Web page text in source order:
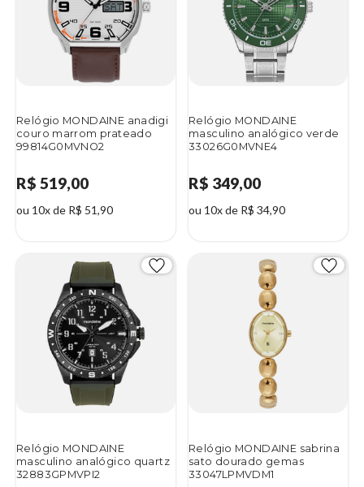
Relógio MONDAINE anadigi
couro marrom prateado
99814G0MVNO2
R$ 519,00
ou 10x de R$ 51,90
Relógio MONDAINE
masculino analógico verde
33026G0MVNE4
R$ 349,00
ou 10x de R$ 34,90
Relógio MONDAINE
masculino analógico quartz
32883GPMVPI2
Relógio MONDAINE sabrina
sato dourado gemas
33047LPMVDM1